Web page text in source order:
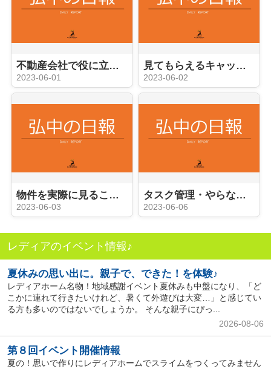
不動産会社で役に立つ事務員への道
2023-06-01
見てもらえるキャッチコピーやコメント？
2023-06-02
物件を実際に見ることができる内覧会
2023-06-03
タスク管理・やらなければならないこと
2023-06-06
レディアのイベント情報♪
夏休みの思い出に。親子で、できた！を体験♪
レディアホーム名物！地域感謝イベント夏休みも中盤になり、「ど
こかに連れて行きたいけれど、暑くて外遊びは大変…」と感じてい
る方も多いのではないでしょうか。 そんな親子にぴっ...
2026-08-06
第８回イベント開催情報
夏の！思いで作りにレディアホームでスライムをつくってみません